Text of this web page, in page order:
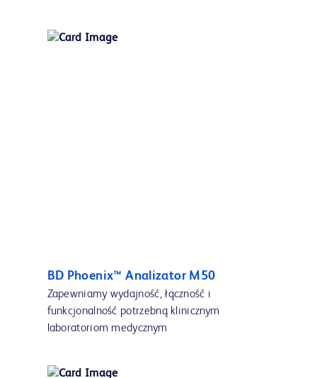
BD Phoenix™ Analizator M50
Zapewniamy wydajność, łączność i
funkcjonalność potrzebną klinicznym
laboratoriom medycznym